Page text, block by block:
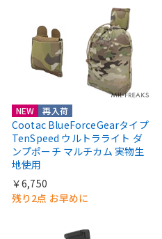
NEW 再入荷
Cootac BlueForceGearタイプ
TenSpeed ウルトラライト ダ
ンプポーチ マルチカム 実物生
地使用
￥6,750
残り2点 お早めに